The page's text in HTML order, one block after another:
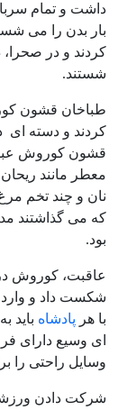
داشت و تمام
بار بدن را می
کردند و در صحرا،
شستند.
طباخان قشون
کردند و دسته ای
قشون کوروش
معطر مانند
نان و چند تخم مرغ
که می گذاشتند
بود.
شکست داد و
با هر پادشاه باید
ای وسیع دارای
وسایل راحتی را
شرکت دادن